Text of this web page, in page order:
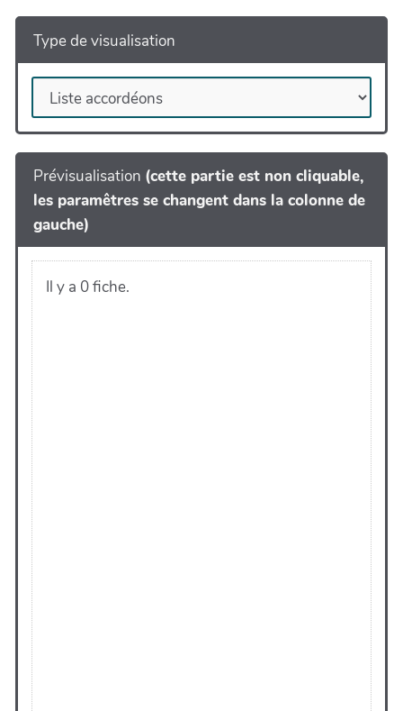
Type de visualisation
Prévisualisation (cette partie est non cliquable,
les paramêtres se changent dans la colonne de
gauche)